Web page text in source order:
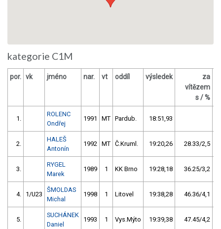
kategorie C1M
por. vk jméno nar. vt oddíl výsledek
za
vítězem
s / %
1.
ROLENC
Ondřej
1991 MT Pardub. 18:51,93
2.
HALEŠ
Antonín
1992 MT Č.Kruml. 19:20,26 28.33/2,5
3.
RYGEL
Marek
1989 1 KK Brno 19:28,18 36.25/3,2
4. 1/U23
ŠMOLDAS
Michal
1998 1 Litovel 19:38,28 46.36/4,1
5.
SUCHÁNEK
Daniel
1993 1 Vys.Mýto 19:39,38 47.45/4,2